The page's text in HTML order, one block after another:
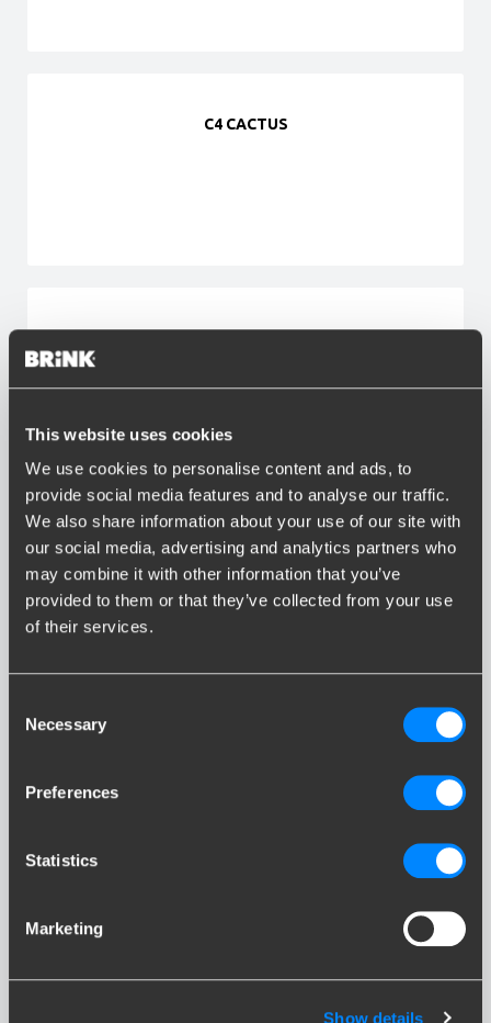
This website uses cookies
We use cookies to personalise content and ads, to
provide social media features and to analyse our traffic.
We also share information about your use of our site with
our social media, advertising and analytics partners who
may combine it with other information that you’ve
provided to them or that they’ve collected from your use
of their services.
Selection
Necessary
Preferences
Statistics
Marketing
Show details
C4 CACTUS
C4 Picasso
C4 X